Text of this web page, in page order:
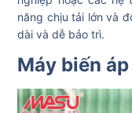
năng chịu tải lớn và
dài và dễ bảo trì.
Máy biến